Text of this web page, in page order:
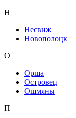
Н
Несвиж
Новополоцк
О
Орша
Островец
Ошмяны
П